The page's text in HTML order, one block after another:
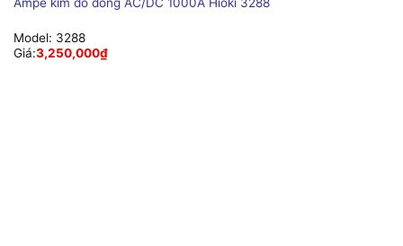
Ampe kìm đo dòng AC/DC 1000A Hioki 3288
Model: 3288
Giá:3,250,000₫